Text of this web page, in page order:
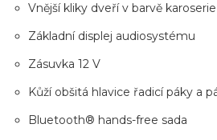
Vnější kliky dveří v barvě karoserie
Základní displej audiosystému
Zásuvka 12 V
Kůží obšitá hlavice řadicí páky a
Bluetooth® hands-free sada